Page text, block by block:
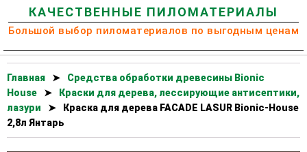
КАЧЕСТВЕННЫЕ ПИЛОМАТЕРИАЛЫ
Большой выбор пиломатериалов по выгодным ценам
Главная ➤
Cредства обработки древесины Bionic
House
➤
Краски для дерева, лессирующие антисептики,
лазури
➤
Краска для дерева FACADE LASUR Bionic-House
2,8л Янтарь